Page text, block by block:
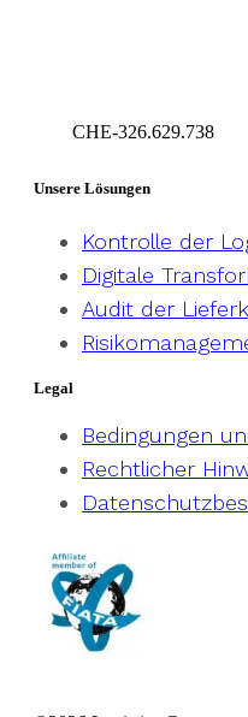
CHE-326.629.738
Unsere Lösungen
Kontrolle der
Digitale
Audit der
Legal
Bedingungen
Rechtlicher